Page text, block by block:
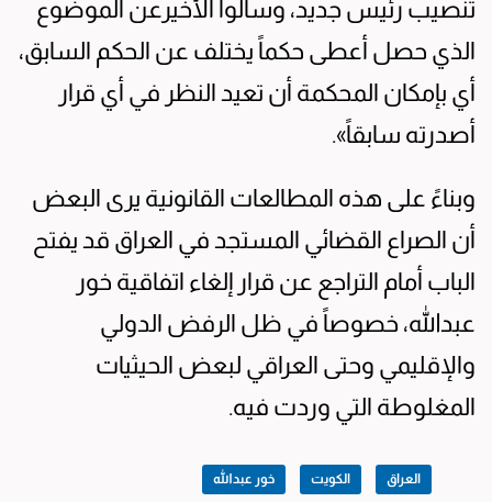
تنصيب رئيس جديد، وسألوا الأخيرعن الموضوع
الذي حصل أعطى حكماً يختلف عن الحكم السابق،
أي بإمكان المحكمة أن تعيد النظر في أي قرار
أصدرته سابقاً».
وبناءً على هذه المطالعات القانونية يرى البعض
أن الصراع القضائي المستجد في العراق قد يفتح
الباب أمام التراجع عن قرار إلغاء اتفاقية خور
عبدالله، خصوصاً في ظل الرفض الدولي
والإقليمي وحتى العراقي لبعض الحيثيات
المغلوطة التي وردت فيه.
العراق الكويت خور عبدالله